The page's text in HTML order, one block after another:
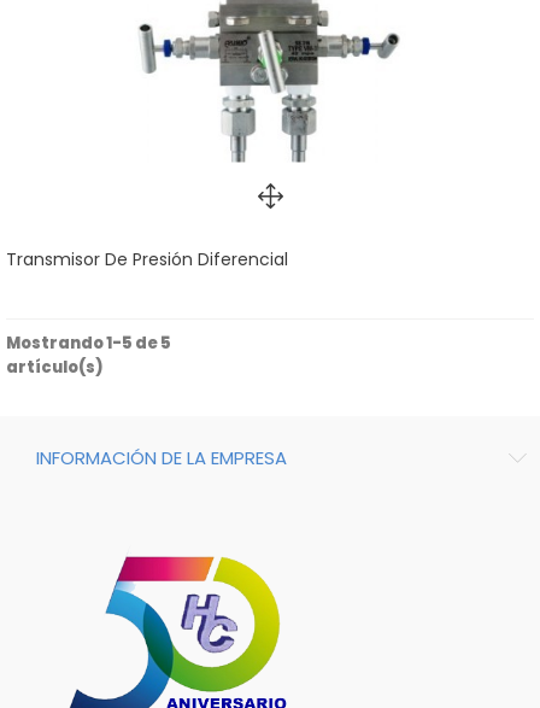
Transmisor De Presión Diferencial
Mostrando 1-5 de 5
artículo(s)
INFORMACIÓN DE LA EMPRESA